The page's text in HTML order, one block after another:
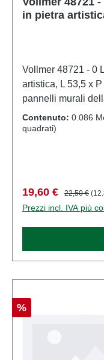
in pietra
Vollmer 48721 - 0
artistica, L 53,5 x
pannelli murali
in materiale
intemperie.
collezionisti
a bambini di età
parti che possono
soffocamento e
7. Caratteristiche:
articolo:
Contenuto: 0.086
quadrati)
Prezzo di
19,60 € Prezzo
22,50 €
Prezzi incl. IVA più
Sconto
%